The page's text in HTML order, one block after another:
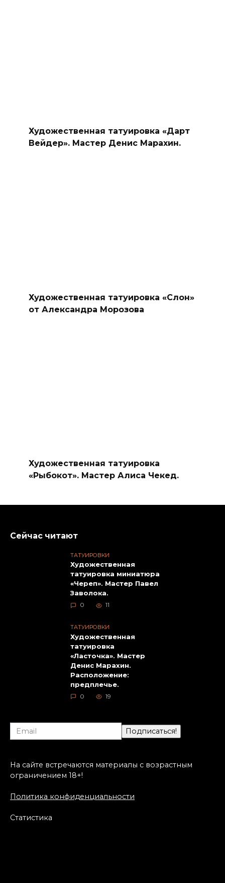
Художественная татуировка «Дарт
Вейдер». Мастер Денис Марахин.
Художественная татуировка «Слон»
от Александра Морозова
Художественная татуировка
«Рыбокот». Мастер Алиса Чекед.
Сейчас читают
ТАТУИРОВКИ
Художественная
татуировка миниатюра
«Череп». Мастер Павел
Заволока.
0 11
ТАТУИРОВКИ
Художественная
татуировка
«Ласточка». Мастер
Денис Марахин.
Расположение:
предплечье.
0 19
На сайте встречаются материалы с возрастным
ограничением 18+!
Политика конфиденциальности
Статистика